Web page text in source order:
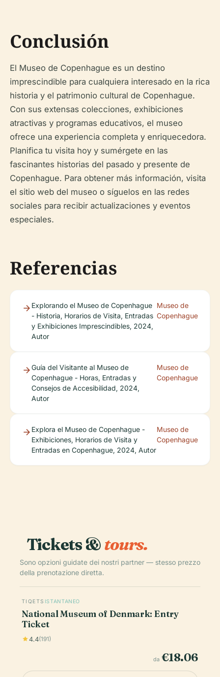
Conclusión
El Museo de Copenhague es un destino
imprescindible para cualquiera interesado en la rica
historia y el patrimonio cultural de Copenhague.
Con sus extensas colecciones, exhibiciones
atractivas y programas educativos, el museo
ofrece una experiencia completa y enriquecedora.
Planifica tu visita hoy y sumérgete en las
fascinantes historias del pasado y presente de
Copenhague. Para obtener más información, visita
el sitio web del museo o síguelos en las redes
sociales para recibir actualizaciones y eventos
especiales.
Referencias
Explorando el Museo de Copenhague
- Historia, Horarios de Visita, Entradas
y Exhibiciones Imprescindibles, 2024,
Autor
Museo de
Copenhague
Guía del Visitante al Museo de
Copenhague - Horas, Entradas y
Consejos de Accesibilidad, 2024,
Autor
Museo de
Copenhague
Explora el Museo de Copenhague -
Exhibiciones, Horarios de Visita y
Entradas en Copenhague, 2024, Autor
Museo de
Copenhague
Tickets &tours.
Sono opzioni guidate dei nostri partner — stesso prezzo
della prenotazione diretta.
TIQETS ISTANTANEO
National Museum of Denmark: Entry
Ticket
4.4(191)
da €18.06